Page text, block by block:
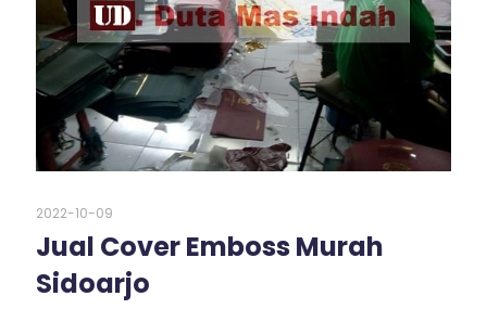
2022-10-09
Jual Cover Emboss Murah
Sidoarjo